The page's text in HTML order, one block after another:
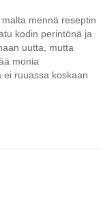
mennä reseptin
kodin perintönä ja
uutta, mutta
monia
ei ruuassa koskaan